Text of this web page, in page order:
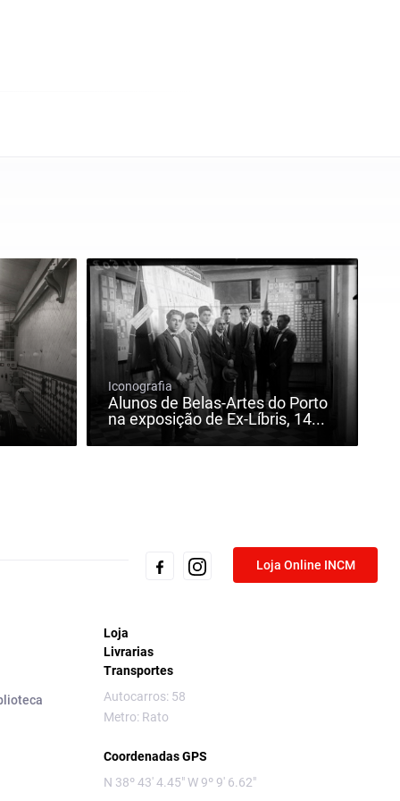
Iconografia
Alunos de Belas-Artes do Porto
na exposição de Ex-Líbris, 14...
Loja Online INCM
Loja
Livrarias
Transportes
Autocarros: 58
Metro: Rato
Coordenadas GPS
N 38º 43' 4.45" W 9º 9' 6.62"